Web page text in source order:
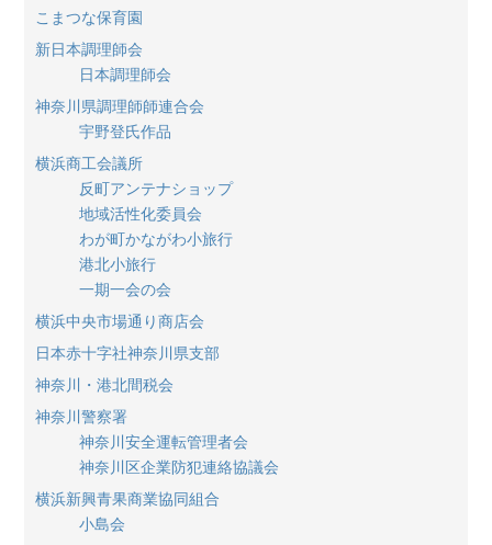
こまつな保育園
新日本調理師会
日本調理師会
神奈川県調理師師連合会
宇野登氏作品
横浜商工会議所
反町アンテナショップ
地域活性化委員会
わが町かながわ小旅行
港北小旅行
一期一会の会
横浜中央市場通り商店会
日本赤十字社神奈川県支部
神奈川・港北間税会
神奈川警察署
神奈川安全運転管理者会
神奈川区企業防犯連絡協議会
横浜新興青果商業協同組合
小島会